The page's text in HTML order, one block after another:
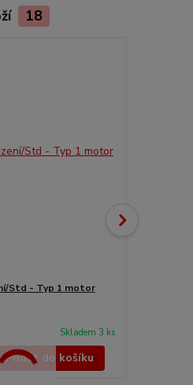
18
Std - Typ 1 motor
Skladem 3 ks
Přidat do košíku